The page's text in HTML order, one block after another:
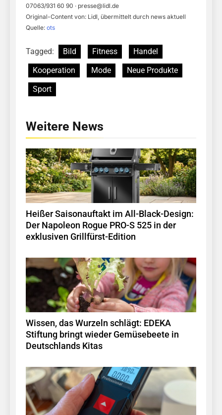
07063/931 60 90 · presse@lidl.de
Original-Content von: Lidl, übermittelt durch news aktuell
Quelle: ots
Tagged: Bild Fitness
Handel
Kooperation
Mode
Neue Produkte
Sport
Weitere News
Heißer Saisonauftakt im All-Black-Design:
Der Napoleon Rogue PRO-S 525 in der
exklusiven Grillfürst-Edition
Wissen, das Wurzeln schlägt: EDEKA
Stiftung bringt wieder Gemüsebeete in
Deutschlands Kitas